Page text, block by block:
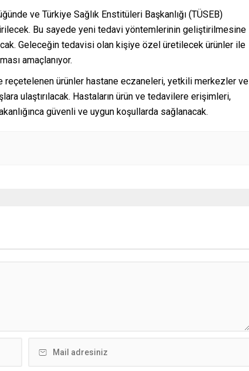
ve Türkiye Sağlık Enstitüleri Başkanlığı (TÜSEB)
Bu sayede yeni tedavi yöntemlerinin geliştirilmesine
Geleceğin tedavisi olan kişiye özel üretilecek ürünler ile
amaçlanıyor.
reçetelenen ürünler hastane eczaneleri, yetkili merkezler ve
ulaştırılacak. Hastaların ürün ve tedavilere erişimleri,
güvenli ve uygun koşullarda sağlanacak.